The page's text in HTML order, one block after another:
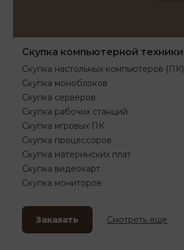
Скупка компьютерной техники
Скупка настольных компьютеров (ПК)
Скупка моноблоков
Скупка серверов
Скупка рабочих станций
Скупка игровых ПК
Скупка процессоров
Скупка материнских плат
Скупка видеокарт
Скупка мониторов
Заказать Смотреть еще